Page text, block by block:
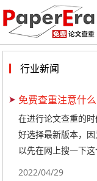
行业新闻
免费查重注意什么
在进行论文查重的
好选择最新版本，
以先在网上搜一下
2022/04/29